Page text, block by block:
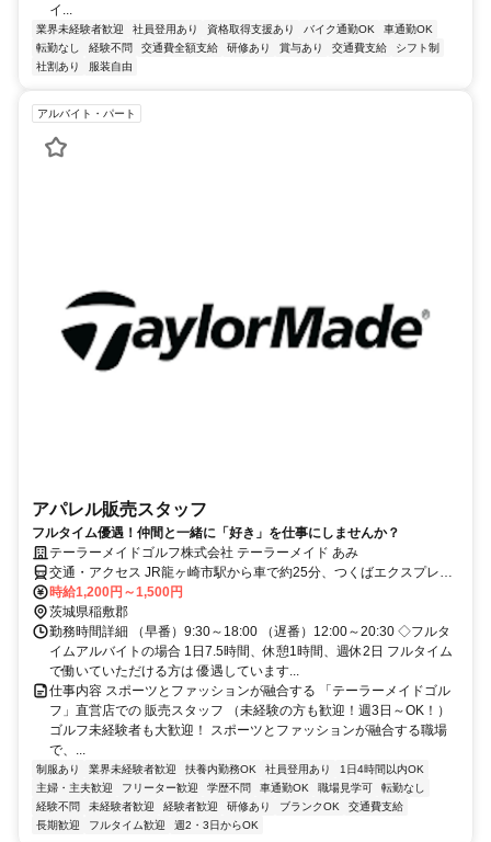
イ...
業界未経験者歓迎 社員登用あり 資格取得支援あり バイク通勤OK
車通勤OK
転勤なし
経験不問 交通費全額支給 研修あり 賞与あり 交通費支給
シフト制
社割あり
服装自由
アルバイト・パート
アパレル販売スタッフ
フルタイム優遇！仲間と一緒に「好き」を仕事にしませんか？
テーラーメイドゴルフ株式会社 テーラーメイド あみ
交通・アクセス JR龍ヶ崎市駅から車で約25分、つくばエクスプレス
つくば駅から車で約35分、JR荒川沖駅東口からバスで約25分、JR牛
久駅からバスで約25分（土日祝のみ）
時給1,200円～1,500円
茨城県稲敷郡
勤務時間詳細 （早番）9:30～18:00 （遅番）12:00～20:30 ◇フルタ
イムアルバイトの場合 1日7.5時間、休憩1時間、週休2日 フルタイム
で働いていただける方は 優遇しています...
仕事内容 スポーツとファッションが融合する 「テーラーメイドゴル
フ」直営店での 販売スタッフ （未経験の方も歓迎！週3日～OK！）
ゴルフ未経験者も大歓迎！ スポーツとファッションが融合する職場
で、...
制服あり 業界未経験者歓迎 扶養内勤務OK 社員登用あり
1日4時間以内OK
主婦・主夫歓迎
フリーター歓迎 学歴不問 車通勤OK 職場見学可
転勤なし
経験不問
未経験者歓迎 経験者歓迎 研修あり ブランクOK
交通費支給
長期歓迎
フルタイム歓迎 週2・3日からOK